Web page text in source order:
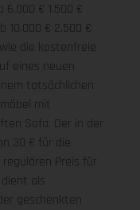
6.000 € 1.500 €
10.000 € 2.500 €
die kostenfreie
eines neuen
tatsächlichen
mit
Sofa. Der in der
30 € für die
Preis für
als
geschenkten